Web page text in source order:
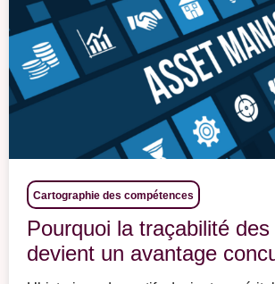
Cartographie des compétences
Pourquoi la traçabilité
devient un avantage